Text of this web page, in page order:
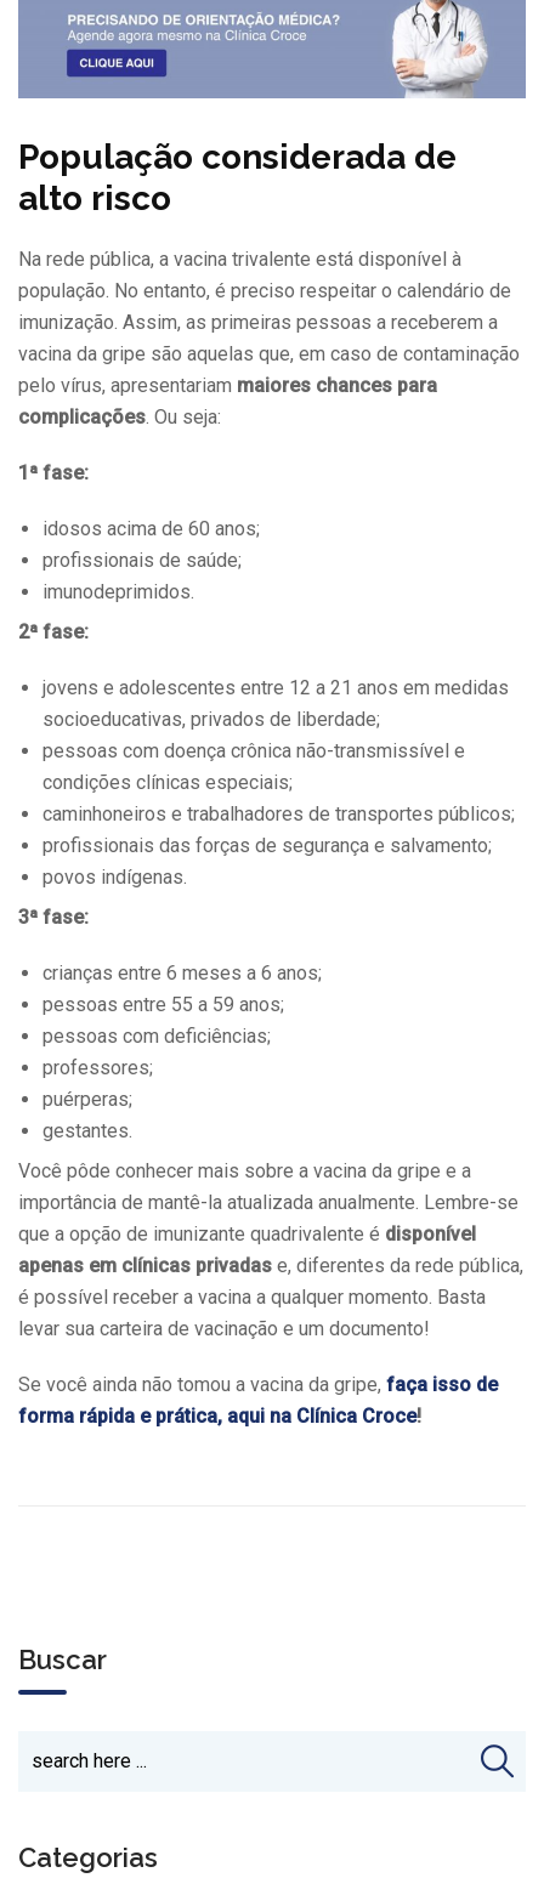
População considerada de
alto risco
Na rede pública, a vacina trivalente está disponível à
população. No entanto, é preciso respeitar o calendário de
imunização. Assim, as primeiras pessoas a receberem a
vacina da gripe são aquelas que, em caso de contaminação
pelo vírus, apresentariam maiores chances para
complicações . Ou seja:
1ª fase:
idosos acima de 60 anos;
profissionais de saúde;
imunodeprimidos.
2ª fase:
jovens e adolescentes entre 12 a 21 anos em medidas
socioeducativas, privados de liberdade;
pessoas com doença crônica não-transmissível e
condições clínicas especiais;
caminhoneiros e trabalhadores de transportes públicos;
profissionais das forças de segurança e salvamento;
povos indígenas.
3ª fase:
crianças entre 6 meses a 6 anos;
pessoas entre 55 a 59 anos;
pessoas com deficiências;
professores;
puérperas;
gestantes.
Você pôde conhecer mais sobre a vacina da gripe e a
importância de mantê-la atualizada anualmente. Lembre-se
que a opção de imunizante quadrivalente é disponível
apenas em clínicas privadas e, diferentes da rede pública,
é possível receber a vacina a qualquer momento. Basta
levar sua carteira de vacinação e um documento!
Se você ainda não tomou a vacina da gripe, faça isso de
forma rápida e prática, aqui na Clínica Croce!
Buscar
Categorias